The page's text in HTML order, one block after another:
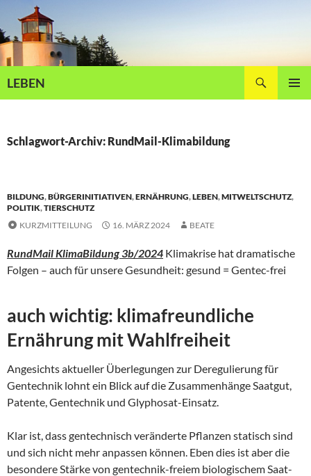
Inhalt
springen
LEBEN
Schlagwort-Archiv: RundMail-Klimabildung
BILDUNG,BÜRGERINITIATIVEN,ERNÄHRUNG,LEBEN,MITWELTSCHUTZ,
POLITIK,TIERSCHUTZ
KURZMITTEILUNG
16. MÄRZ 2024 BEATE
RundMail KlimaBildung 3b/2024 Klimakrise hat dramatische
Folgen – auch für unsere Gesundheit: gesund = Gentec-frei
auch wichtig: klimafreundliche
Ernährung mit Wahlfreiheit
Angesichts aktueller Überlegungen zur Deregulierung für
Gentechnik lohnt ein Blick auf die Zusammenhänge Saatgut,
Patente, Gentechnik und Glyphosat-Einsatz.
Klar ist, dass gentechnisch veränderte Pflanzen statisch sind
und sich nicht mehr anpassen können. Eben dies ist aber die
besondere Stärke von gentechnik-freiem biologischem Saat-